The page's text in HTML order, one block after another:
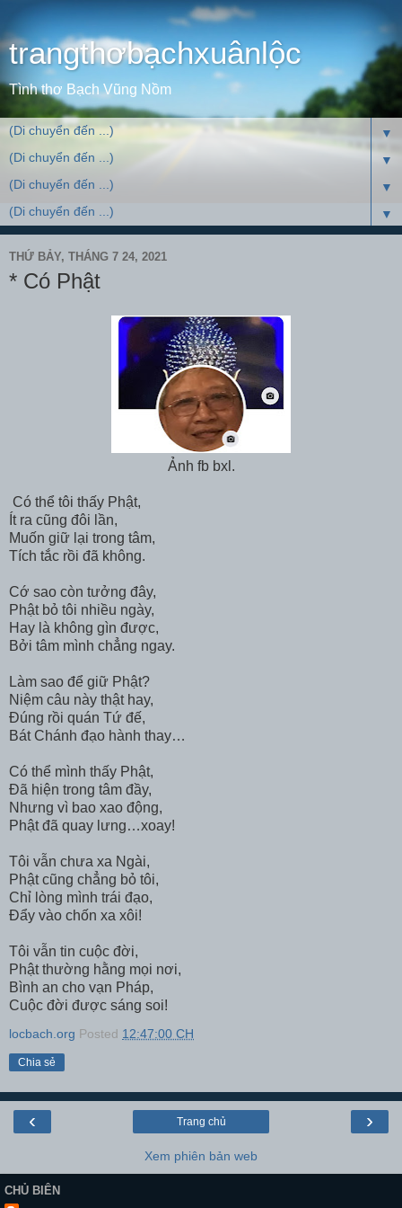
trangthơbạchxuânlộc
Tình thơ Bạch Vũng Nồm
▼
▼
▼
▼
THỨ BẢY, THÁNG 7 24, 2021
* Có Phật
Ảnh fb bxl.
Có thể tôi thấy Phật,
Ít ra cũng đôi lần,
Muốn giữ lại trong tâm,
Tích tắc rồi đã không.
Cớ sao còn tưởng đây,
Phật bỏ tôi nhiều ngày,
Hay là không gìn được,
Bởi tâm mình chẳng ngay.
Làm sao để giữ Phật?
Niệm câu này thật hay,
Đúng rồi quán Tứ đế,
Bát Chánh đạo hành thay…
Có thể mình thấy Phật,
Đã hiện trong tâm đầy,
Nhưng vì bao xao động,
Phật đã quay lưng…xoay!
Tôi vẫn chưa xa Ngài,
Phật cũng chẳng bỏ tôi,
Chỉ lòng mình trái đạo,
Đẩy vào chốn xa xôi!
Tôi vẫn tin cuộc đời,
Phật thường hằng mọi nơi,
Bình an cho vạn Pháp,
Cuộc đời được sáng soi!
locbach.org Posted 12:47:00 CH
Chia sẻ
‹ ›
Trang chủ
Xem phiên bản web
CHỦ BIÊN